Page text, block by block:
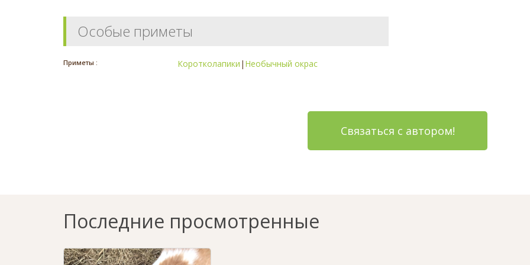
Особые приметы
Приметы : Коротколапики | Необычный окрас
Связаться с автором!
Последние просмотренные